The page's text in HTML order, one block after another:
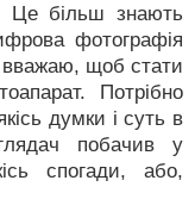
більш знають
фотографія
щоб стати
Потрібно
думки і суть в
побачив у
спогади, або,